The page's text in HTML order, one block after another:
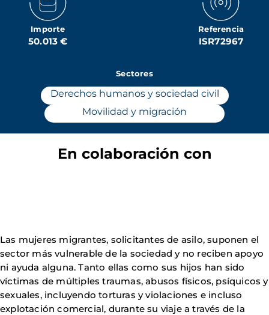
Importe
50.013 €
Referencia
ISR72967
Sectores
Derechos humanos y sociedad civil
Movilidad y migración
En colaboración con
Las mujeres migrantes, solicitantes de asilo, suponen el
sector más vulnerable de la sociedad y no reciben apoyo
ni ayuda alguna. Tanto ellas como sus hijos han sido
víctimas de múltiples traumas, abusos físicos, psíquicos y
sexuales, incluyendo torturas y violaciones e incluso
explotación comercial, durante su viaje a través de la